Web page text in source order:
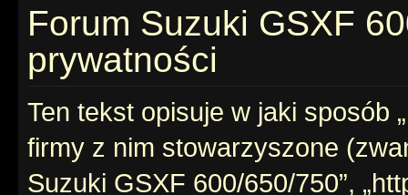
Forum Suzuki GSXF
prywatności
Ten tekst opisuje w jaki sposób
firmy z nim stowarzyszone
Suzuki GSXF 600/650/750”,